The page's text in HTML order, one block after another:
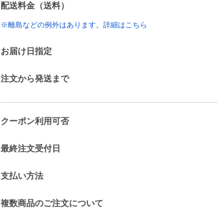
配送料金（送料）
※離島などの例外はあります。詳細はこちら
お届け日指定
注文から発送まで
クーポン利用可否
最終注文受付日
支払い方法
複数商品のご注文について